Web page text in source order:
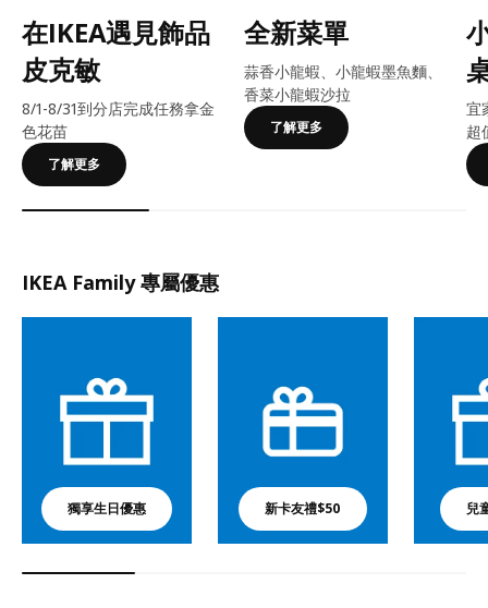
在IKEA遇見飾品
皮克敏
8/1-8/31到分店完成任務拿金
色花苗
了解更多
全新菜單
蒜香小龍蝦、小龍蝦墨魚麵、
香菜小龍蝦沙拉
了解更多
宜
超
IKEA Family 專屬優惠
獨享生日優惠 新卡友禮$50 兒